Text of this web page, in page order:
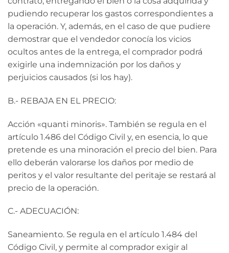
pudiendo recuperar los gastos correspondientes a
la operación. Y, además, en el caso de que pudiere
demostrar que el vendedor conocía los vicios
ocultos antes de la entrega, el comprador podrá
exigirle una indemnización por los daños y
perjuicios causados (si los hay).
B.- REBAJA EN EL PRECIO:
Acción «quanti minoris». También se regula en el
artículo 1.486 del Código Civil y, en esencia, lo que
pretende es una minoración el precio del bien. Para
ello deberán valorarse los daños por medio de
peritos y el valor resultante del peritaje se restará al
precio de la operación.
C.- ADECUACIÓN:
Saneamiento. Se regula en el artículo 1.484 del
Código Civil, y permite al comprador exigir al